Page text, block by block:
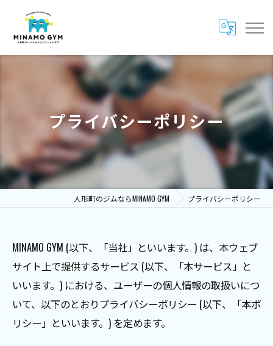
プライバシーポリシー
人形町のジムならMINAMO GYM プライバシーポリシー
MINAMO GYM (以下、「当社」といいます。) は、本ウェブ
サイト上で提供するサービス (以下、「本サービス」と
いいます。) における、ユーザーの個人情報の取扱いにつ
いて、以下のとおりプライバシーポリシー (以下、「本ポ
リシー」といいます。) を定めます。